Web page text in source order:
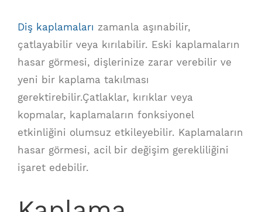
Diş kaplamaları zamanla aşınabilir,
çatlayabilir veya kırılabilir. Eski kaplamaların
hasar görmesi, dişlerinize zarar verebilir ve
yeni bir kaplama takılması
gerektirebilir.Çatlaklar, kırıklar veya
kopmalar, kaplamaların fonksiyonel
etkinliğini olumsuz etkileyebilir. Kaplamaların
hasar görmesi, acil bir değişim gerekliliğini
işaret edebilir.